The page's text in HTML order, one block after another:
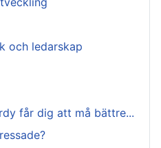
och ledarskap
får dig att må bättre...